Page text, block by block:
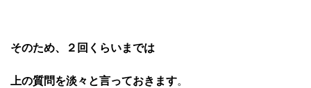
そのため、２回くらいまでは
上の質問を淡々と言っておきます。